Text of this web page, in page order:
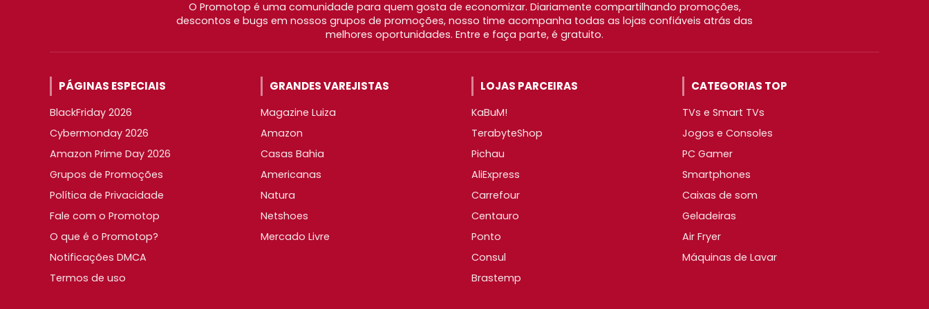
O Promotop é uma comunidade para quem gosta de economizar. Diariamente compartilhando promoções,
descontos e bugs em nossos grupos de promoções, nosso time acompanha todas as lojas confiáveis atrás das
melhores oportunidades. Entre e faça parte, é gratuito.
PÁGINAS ESPECIAIS
BlackFriday 2026
Cybermonday 2026
Amazon Prime Day 2026
Grupos de Promoções
Política de Privacidade
Fale com o Promotop
O que é o Promotop?
Notificações DMCA
Termos de uso
GRANDES VAREJISTAS
Magazine Luiza
Amazon
Casas Bahia
Americanas
Natura
Netshoes
Mercado Livre
LOJAS PARCEIRAS
KaBuM!
TerabyteShop
Pichau
AliExpress
Carrefour
Centauro
Ponto
Consul
Brastemp
CATEGORIAS TOP
TVs e Smart TVs
Jogos e Consoles
PC Gamer
Smartphones
Caixas de som
Geladeiras
Air Fryer
Máquinas de Lavar